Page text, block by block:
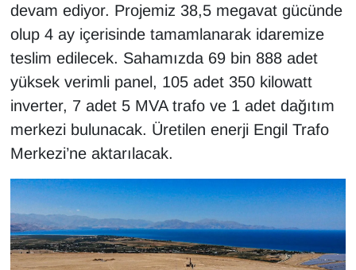
devam ediyor. Projemiz 38,5 megavat gücünde
olup 4 ay içerisinde tamamlanarak idaremize
teslim edilecek. Sahamızda 69 bin 888 adet
yüksek verimli panel, 105 adet 350 kilowatt
inverter, 7 adet 5 MVA trafo ve 1 adet dağıtım
merkezi bulunacak. Üretilen enerji Engil Trafo
Merkezi’ne aktarılacak.
YAŞAM
YEREL